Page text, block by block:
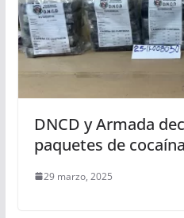
DNCD y Armada
paquetes de
29 marzo, 2025